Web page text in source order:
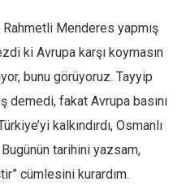
Menderes yapmış
ki Avrupa karşı koymasın
bunu görüyoruz. Tayyip
demedi, fakat Avrupa basını
kalkındırdı, Osmanlı
tarihini yazsam,
cümlesini kurardım.